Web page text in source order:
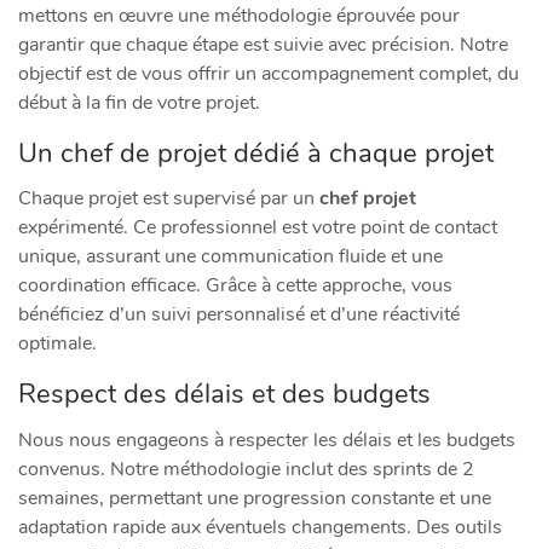
mettons en œuvre une méthodologie éprouvée pour
garantir que chaque étape est suivie avec précision. Notre
objectif est de vous offrir un accompagnement complet, du
début à la fin de votre projet.
Un chef de projet dédié à chaque projet
Chaque projet est supervisé par un chef projet
expérimenté. Ce professionnel est votre point de contact
unique, assurant une communication fluide et une
coordination efficace. Grâce à cette approche, vous
bénéficiez d’un suivi personnalisé et d’une réactivité
optimale.
Respect des délais et des budgets
Nous nous engageons à respecter les délais et les budgets
convenus. Notre méthodologie inclut des sprints de 2
semaines, permettant une progression constante et une
adaptation rapide aux éventuels changements. Des outils